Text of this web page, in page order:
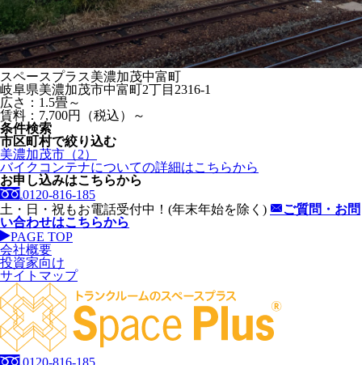
スペースプラス美濃加茂中富町
岐阜県美濃加茂市中富町2丁目2316-1
広さ：1.5畳～
賃料：7,700円（税込）～
条件検索
市区町村で絞り込む
美濃加茂市（2）
バイクコンテナについての詳細はこちらから
お申し込みはこちらから
0120-816-185
土・日・祝もお電話受付中！(年末年始を除く)
ご質問・お問
い合わせはこちらから
PAGE TOP
会社概要
投資家向け
サイトマップ
0120-816-185